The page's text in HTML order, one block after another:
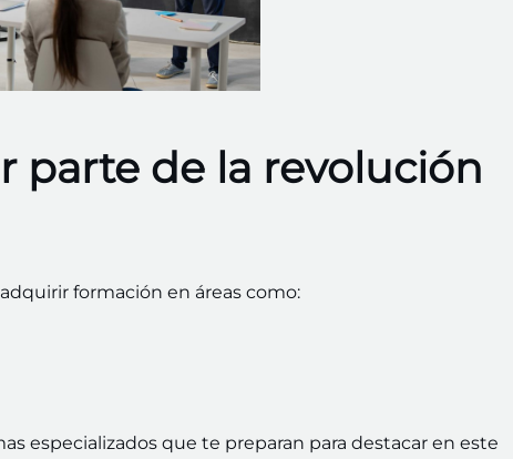
parte de la revolución
formación en áreas como:
especializados que te preparan para destacar en este